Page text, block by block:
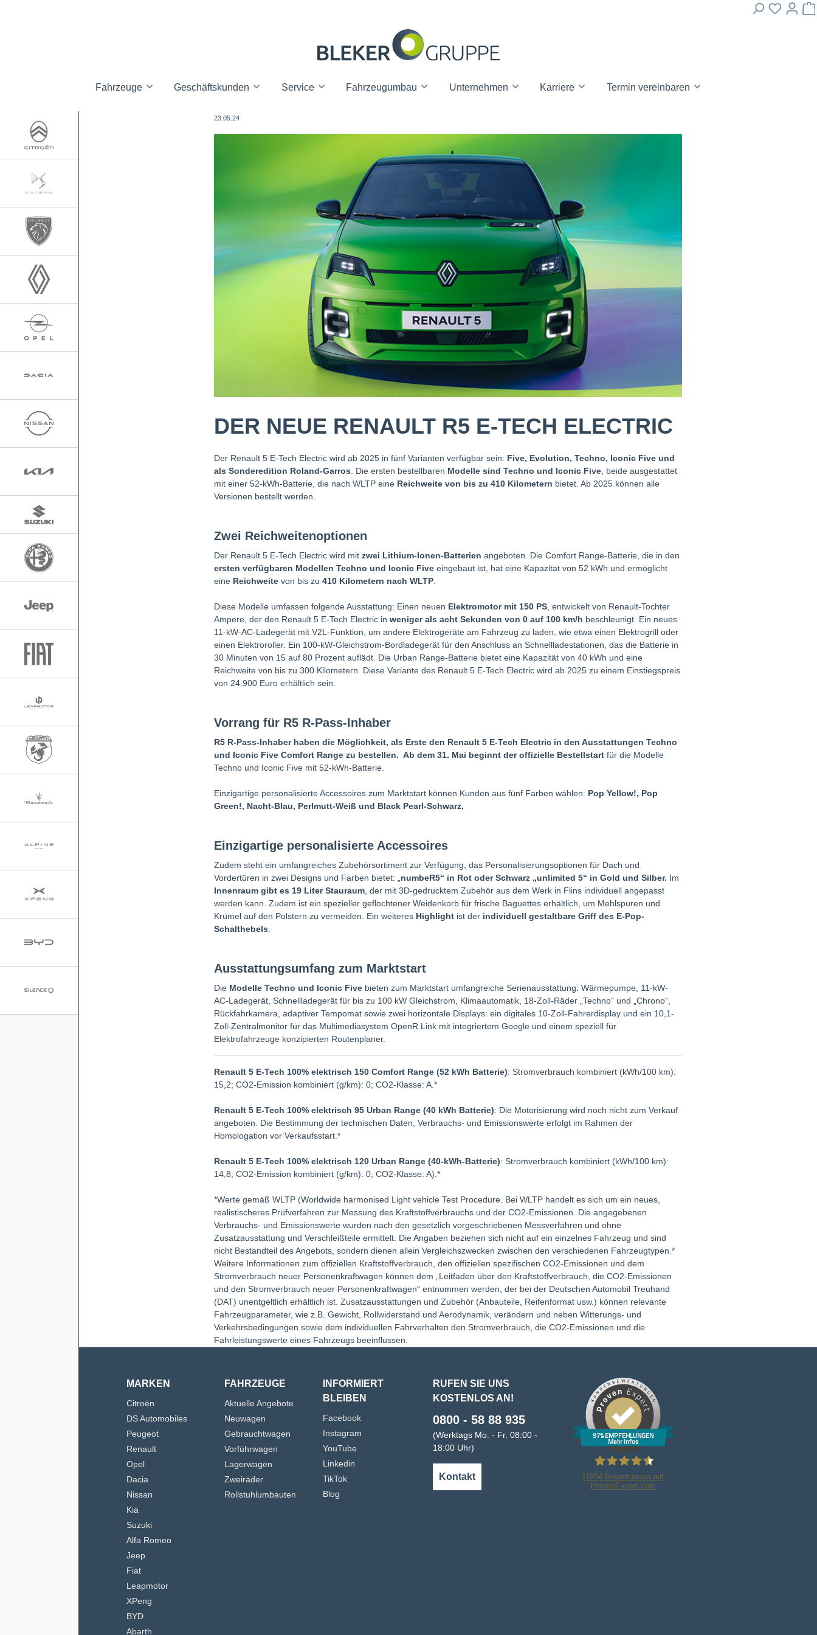
Fahrzeuge Geschäftskunden Service Fahrzeugumbau Unternehmen Karriere Termin vereinbaren
23.05.24
DER NEUE RENAULT R5 E-TECH ELECTRIC
Der Renault 5 E-Tech Electric wird ab 2025 in fünf Varianten verfügbar sein: Five, Evolution, Techno, Iconic Five und
als Sonderedition Roland-Garros . Die ersten bestellbaren Modelle sind Techno und Iconic Five , beide ausgestattet
mit einer 52-kWh-Batterie, die nach WLTP eine Reichweite von bis zu 410 Kilometern bietet. Ab 2025 können alle
Versionen bestellt werden.
Zwei Reichweitenoptionen
Der Renault 5 E-Tech Electric wird mitzwei Lithium-Ionen-Batterien angeboten. Die Comfort Range-Batterie, die in den
ersten verfügbaren Modellen Techno und Iconic Five eingebaut ist, hat eine Kapazität von 52 kWh und ermöglicht
eine Reichweite von bis zu 410 Kilometern nach WLTP
Diese Modelle umfassen folgende Ausstattung: Einen neuen Elektromotor mit 150 PS , entwickelt von Renault-Tochter
Ampere, der den Renault 5 E-Tech Electric inweniger als acht Sekunden von 0 auf 100 km/h beschleunigt. Ein neues
11-kW-AC-Ladegerät mit V2L-Funktion, um andere Elektrogeräte am Fahrzeug zu laden, wie etwa einen Elektrogrill oder
einen Elektroroller. Ein 100-kW-Gleichstrom-Bordladegerät für den Anschluss an Schnellladestationen, das die Batterie in
30 Minuten von 15 auf 80 Prozent auflädt. Die Urban Range-Batterie bietet eine Kapazität von 40 kWh und eine
Reichweite von bis zu 300 Kilometern. Diese Variante des Renault 5 E-Tech Electric wird ab 2025 zu einem Einstiegspreis
von 24.900 Euro erhältlich sein.
Vorrang für R5 R-Pass-Inhaber
R5 R-Pass-Inhaber haben die Möglichkeit, als Erste den Renault 5 E-Tech Electric in den Ausstattungen Techno
und Iconic Five Comfort Range zu bestellen. Ab dem 31. Mai beginnt der offizielle Bestellstartfür die Modelle
Techno und Iconic Five mit 52-kWh-Batterie.
Einzigartige personalisierte Accessoires zum Marktstart können Kunden aus fünf Farben wählen: Pop Yellow!, Pop
Green!, Nacht-Blau, Perlmutt-Weiß und Black Pearl-Schwarz.
Einzigartige personalisierte Accessoires
Zudem steht ein umfangreiches Zubehörsortiment zur Verfügung, das Personalisierungsoptionen für Dach und
Vordertüren in zwei Designs und Farben bietet: „ numbeR5“ in Rot oder Schwarz „unlimited 5“ in Gold und Silber. Im
Innenraum gibt es 19 Liter Stauraum , der mit 3D-gedrucktem Zubehör aus dem Werk in Flins individuell angepasst
werden kann. Zudem ist ein spezieller geflochtener Weidenkorb für frische Baguettes erhältlich, um Mehlspuren und
Krümel auf den Polstern zu vermeiden. Ein weiteres Highlight ist der individuell gestaltbare Griff des E-Pop-
Schalthebels
Ausstattungsumfang zum Marktstart
Die Modelle Techno und Iconic Five bieten zum Marktstart umfangreiche Serienausstattung: Wärmepumpe, 11-kW-
AC-Ladegerät, Schnellladegerät für bis zu 100 kW Gleichstrom, Klimaautomatik, 18-Zoll-Räder „Techno“ und „Chrono“,
Rückfahrkamera, adaptiver Tempomat sowie zwei horizontale Displays: ein digitales 10-Zoll-Fahrerdisplay und ein 10,1-
Zoll-Zentralmonitor für das Multimediasystem OpenR Link mit integriertem Google und einem speziell für
Elektrofahrzeuge konzipierten Routenplaner.
Renault 5 E-Tech 100% elektrisch 150 Comfort Range (52 kWh Batterie): Stromverbrauch kombiniert (kWh/100 km):
15,2; CO2-Emission kombiniert (g/km): 0; CO2-Klasse: A.*
Renault 5 E-Tech 100% elektrisch 95 Urban Range (40 kWh Batterie): Die Motorisierung wird noch nicht zum Verkauf
angeboten. Die Bestimmung der technischen Daten, Verbrauchs- und Emissionswerte erfolgt im Rahmen der
Homologation vor Verkaufsstart.*
Renault 5 E-Tech 100% elektrisch 120 Urban Range (40-kWh-Batterie): Stromverbrauch kombiniert (kWh/100 km):
14,8; CO2-Emission kombiniert (g/km): 0; CO2-Klasse: A).*
*Werte gemäß WLTP (Worldwide harmonised Light vehicle Test Procedure. Bei WLTP handelt es sich um ein neues,
realistischeres Prüfverfahren zur Messung des Kraftstoffverbrauchs und der CO2-Emissionen. Die angegebenen
Verbrauchs- und Emissionswerte wurden nach den gesetzlich vorgeschriebenen Messverfahren und ohne
Zusatzausstattung und Verschleißteile ermittelt. Die Angaben beziehen sich nicht auf ein einzelnes Fahrzeug und sind
nicht Bestandteil des Angebots, sondern dienen allein Vergleichszwecken zwischen den verschiedenen Fahrzeugtypen.*
Weitere Informationen zum offiziellen Kraftstoffverbrauch, den offiziellen spezifischen CO2-Emissionen und dem
Stromverbrauch neuer Personenkraftwagen können dem „Leitfaden über den Kraftstoffverbrauch, die CO2-Emissionen
und den Stromverbrauch neuer Personenkraftwagen“ entnommen werden, der bei der Deutschen Automobil Treuhand
(DAT) unentgeltlich erhältlich ist. Zusatzausstattungen und Zubehör (Anbauteile, Reifenformat usw.) können relevante
Fahrzeugparameter, wie z.B. Gewicht, Rollwiderstand und Aerodynamik, verändern und neben Witterungs- und
Verkehrsbedingungen sowie dem individuellen Fahrverhalten den Stromverbrauch, die CO2-Emissionen und die
Fahrleistungswerte eines Fahrzeugs beeinflussen.
MARKEN
Citroën
DS Automobiles
Peugeot
Renault
Opel
Dacia
Nissan
Kia
Suzuki
Alfa Romeo
Jeep
Fiat
Leapmotor
XPeng
BYD
Abarth
FAHRZEUGE
Aktuelle Angebote
Neuwagen
Gebrauchtwagen
Vorführwagen
Lagerwagen
Zweiräder
Rollstuhlumbauten
INFORMIERT
BLEIBEN
Facebook
Instagram
YouTube
Linkedin
TikTok
Blog
RUFEN SIE UNS
KOSTENLOS AN!
0800 - 58 88 935
(Werktags Mo. - Fr. 08:00 -
18:00 Uhr)
Kontakt
97% EMPFEHLUNGEN
Mehr Infos
11954 Bewertungen auf
ProvenExpert.com